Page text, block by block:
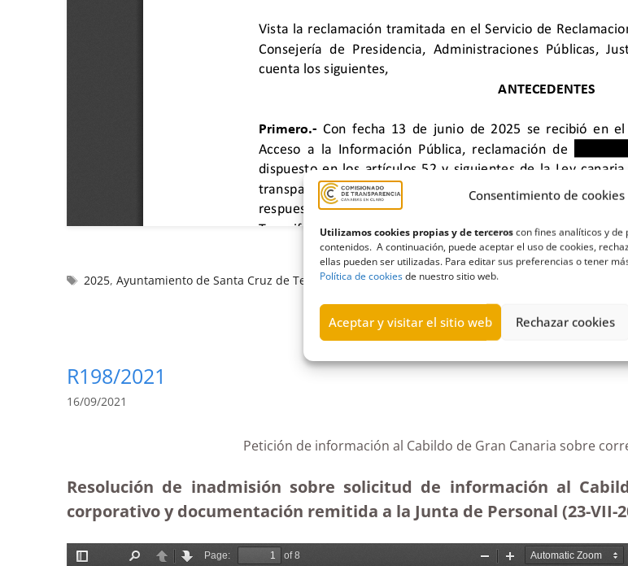
Consentimiento de cookies
Utilizamos cookies propias y de terceroscon fines analíticos y
contenidos. A continuación, puede aceptar el uso de cookies,
ellas pueden ser utilizadas. Para editar sus preferencias o tener
Política de cookiesde nuestro sitio web.
Aceptar y visitar el sitio web Rechazar cookies
2025,Ayuntamiento de Santa Cruz de Tenerife,elecciones,Estimatoria,libros
R198/2021
16/09/2021
Petición de información al Cabildo de Gran Canaria sobre
Resolución de inadmisión sobre solicitud de información al
corporativo y documentación remitida a la Junta de Personal (23-VII-